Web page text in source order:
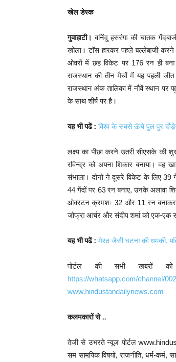
खेल डेस्क
गुवाहाटी। वनिंदु हसरंगा की घातक
खोला। टॉस हारकर पहले बल्लेबाजी
ओवरों में छह विकेट पर 176 रन ही
राजस्थान की तीन मैचों में यह पहली
राजस्थान अंक तालिका में नौवें स्थान
के साथ शीर्ष पर है।
यह भी पढें : विश्व के सबसे ऊंचे पुल पुर
लक्ष्य का पीछा करने उतरी सीएसके की
रविन्द्र को अपना शिकार बनाया। वह
संभाला। दोनों ने दूसरे विकेट के लिए 39
44 गेंदों पर 63 रन बनाए, उनके अलावा
ओवरटन क्रमशः 32 और 11 रन बनाकर
जोफ्रा आर्चर और संदीप शर्मा को एक-एक
यह भी पढें : मेरठ जैसी घटना की धमकी,
पोर्टल की सभी खबरों
https://whatsapp.com/channel/
www.hindustandailynews.com
कलमकारों से ..
तेजी से उभरते न्यूज पोर्टल
सम सामयिक विषयों, राजनीति, धर्म-कर्म,